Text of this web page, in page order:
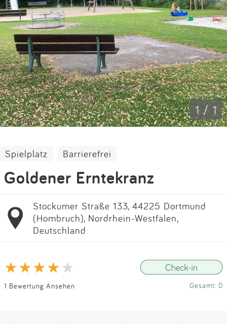
Partner
Kontakt
Impressum
Anmelden 1 / 1
Spielplatz Barrierefrei
Goldener Erntekranz
Stockumer Straße 133, 44225 Dortmund
(Hombruch), Nordrhein-Westfalen,
Deutschland
1 Bewertung Ansehen Gesamt: 0